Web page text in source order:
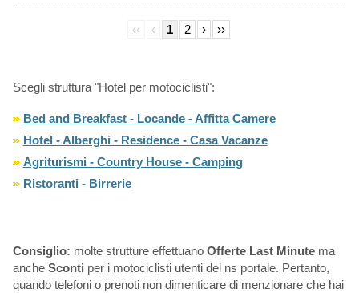
‹‹ ‹ 1 2 › ››
Scegli struttura "Hotel per motociclisti":
Bed and Breakfast - Locande - Affitta Camere
Hotel - Alberghi - Residence - Casa Vacanze
Agriturismi - Country House - Camping
Ristoranti - Birrerie
Consiglio: molte strutture effettuano Offerte Last Minutema
anche Sconti per i motociclisti utenti del ns portale. Pertanto,
quando telefoni o prenoti non dimenticare di menzionare che hai